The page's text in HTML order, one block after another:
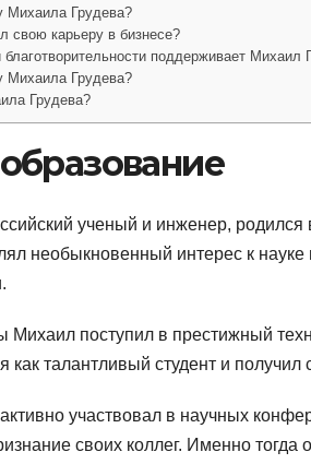
Михаила Грудева?
свою карьеру в бизнесе?
благотворительности поддерживает Михаил
Михаила Грудева?
Грудева?
ученый и инженер, родился
необыкновенный интерес к науке
поступил в престижный
как талантливый студент и получил
участвовал в научных
своих коллег. Именно тогда